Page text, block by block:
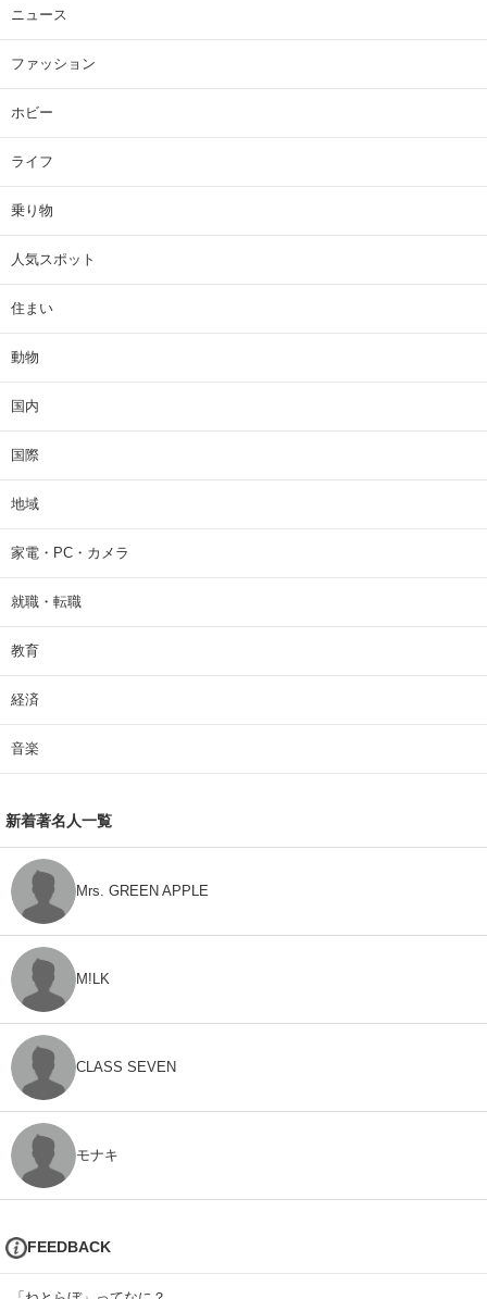
ニュース
ファッション
ホビー
ライフ
乗り物
人気スポット
住まい
動物
国内
国際
地域
家電・PC・カメラ
就職・転職
教育
経済
音楽
新着著名人一覧
Mrs. GREEN APPLE
M!LK
CLASS SEVEN
モナキ
FEEDBACK